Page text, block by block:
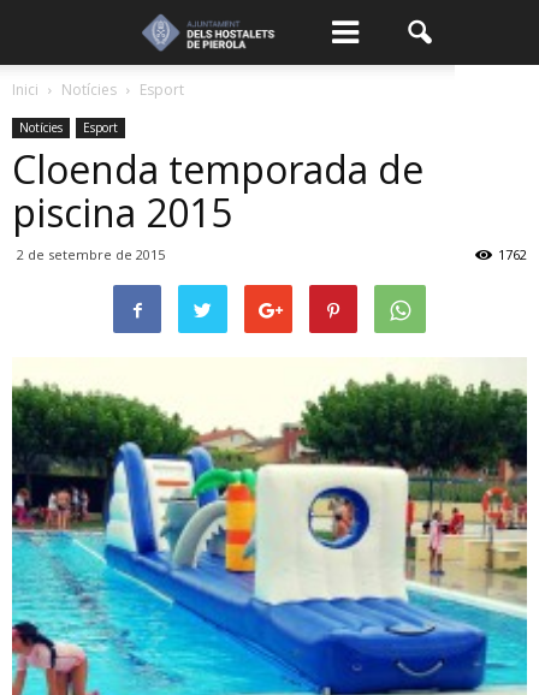
Inici Notícies Esport
Notícies Esport
Cloenda temporada de
piscina 2015
2 de setembre de 2015 1762